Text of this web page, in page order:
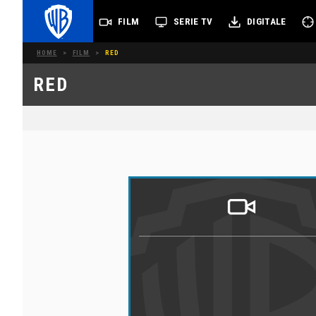
FILM SERIE TV DIGITALE
HOME > FILM > RED
RED